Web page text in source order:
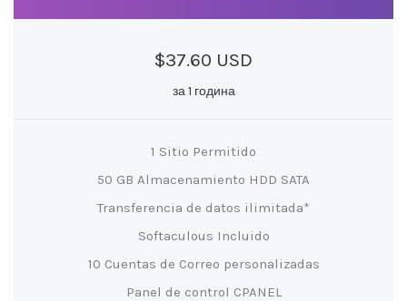
$37.60 USD
за 1 година
1 Sitio Permitido
50 GB Almacenamiento HDD SATA
Transferencia de datos ilimitada*
Softaculous Incluido
10 Cuentas de Correo personalizadas
Panel de control CPANEL